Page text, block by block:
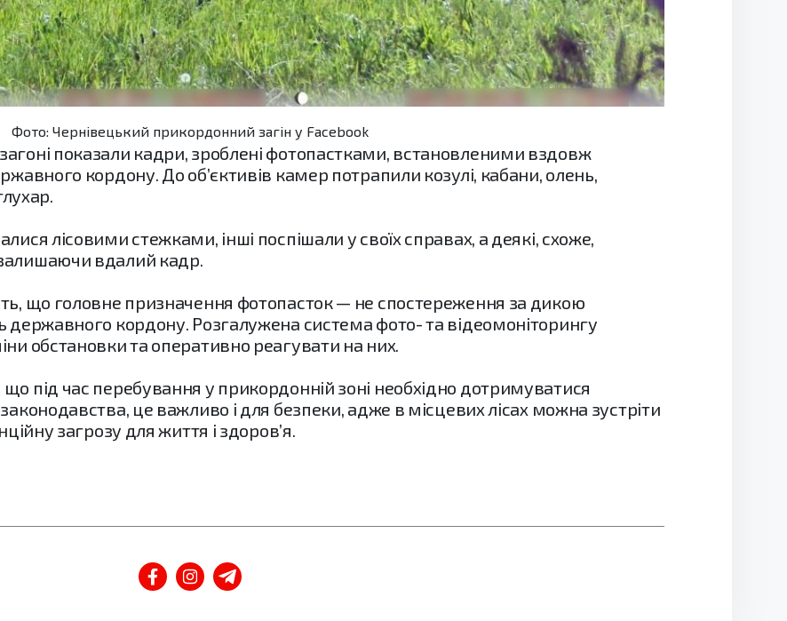
Фото: Чернівецький прикордонний загін у Facebook
показали кадри, зроблені фотопастками, встановленими вздовж
кордону. До об’єктивів камер потрапили козулі, кабани, олень,
лісовими стежками, інші поспішали у своїх справах, а деякі, схоже,
вдалий кадр.
що головне призначення фотопасток — не спостереження за дикою
кордону. Розгалужена система фото- та відеомоніторингу
обстановки та оперативно реагувати на них.
під час перебування у прикордонній зоні необхідно дотримуватися
це важливо і для безпеки, адже в місцевих лісах можна зустріти
загрозу для життя і здоров’я.